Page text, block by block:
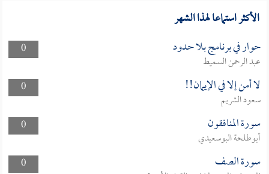
الأكثر استماعا لهذا الشهر
0 حوار في برنامج بلا حدود
عبد الرحمن السميط
0
لا أمن إلا في الإيمان!!
سعود الشريم
0
سورة المنافقون
أبوطلحة البوسعيدي
0
سورة الصف